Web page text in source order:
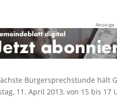
Anzeige
Bürgersprechstunde hält
11. April 2013, von 15 bis